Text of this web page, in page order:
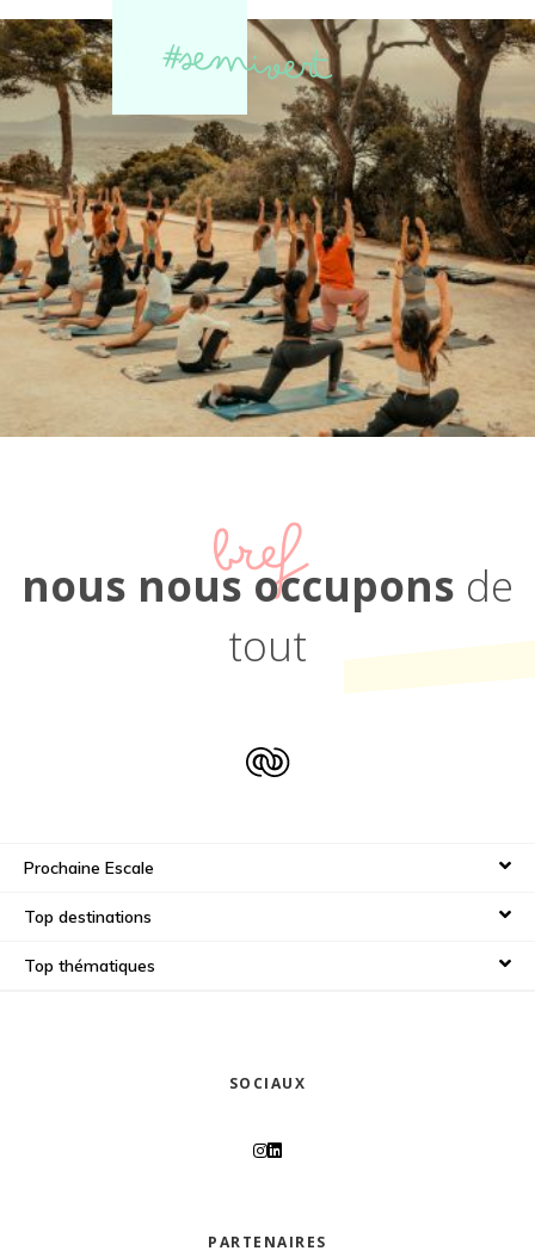
#semivert
nous nous occupons de
tout
bref
Prochaine Escale
Top destinations
Top thématiques
SOCIAUX
PARTENAIRES